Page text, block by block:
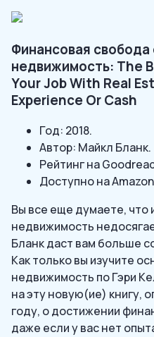
Финансовая
недвижимость: The
Your Job With Real
Experience Or Cash
Год: 2018.
Автор: Майкл Бланк.
Рейтинг на
Доступно на
Вы все еще думаете, что
недвижимость
Бланк даст вам больше
Как только вы изучите
недвижимость по Гэри
на эту новую(ие) книгу,
году, о достижении
даже если у вас нет